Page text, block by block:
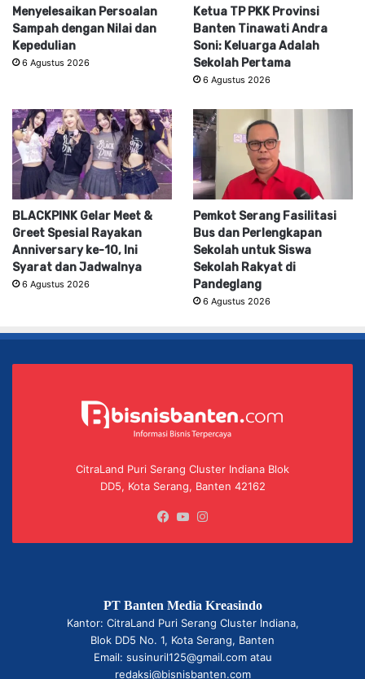
Menyelesaikan Persoalan
Sampah dengan Nilai dan
Kepedulian
6 Agustus 2026
Ketua TP PKK Provinsi
Banten Tinawati Andra
Soni: Keluarga Adalah
Sekolah Pertama
6 Agustus 2026
BLACKPINK Gelar Meet &
Greet Spesial Rayakan
Anniversary ke-10, Ini
Syarat dan Jadwalnya
6 Agustus 2026
Pemkot Serang Fasilitasi
Bus dan Perlengkapan
Sekolah untuk Siswa
Sekolah Rakyat di
Pandeglang
6 Agustus 2026
CitraLand Puri Serang Cluster Indiana Blok
DD5, Kota Serang, Banten 42162
Facebook
YouTube
PT Banten Media Kreasindo
Kantor: CitraLand Puri Serang Cluster Indiana,
Blok DD5 No. 1, Kota Serang, Banten
Email: susinuril125@gmail.com atau
redaksi@bisnisbanten.com